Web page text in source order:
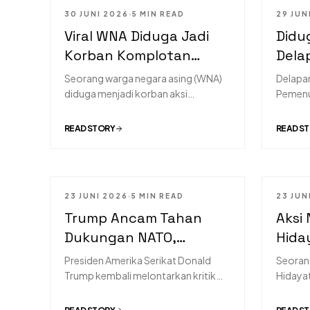
HOT NEWS
30 JUNI 2026 5 MIN READ
Viral WNA Diduga Jadi
Korban Komplotan
Pencopet di Kuningan,
Polisi Lakukan
Seorang warga negara asing (WNA)
diduga menjadi korban aksi
Kuningan, Jakarta Selatan. Peristiwa
READ STORY
HOT
29
satu
akibat
sesuai
READ
HOT NEWS
23 JUNI 2026 5 MIN READ
Trump Ancam Tahan
Dukungan NATO,
Ketegangan dengan
Sekutu Barat Kembali
Presiden Amerika Serikat Donald
Trump kembali melontarkan kritik
anggota NATO. Ia bahkan
HOT
23
Aksi
dan
Kos
tajam